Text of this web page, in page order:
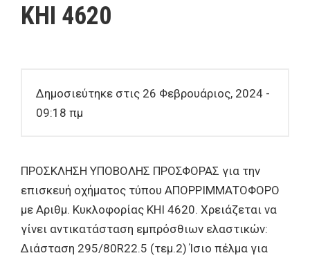
ΚΗΙ 4620
Δημοσιεύτηκε στις 26 Φεβρουάριος, 2024 -
09:18 πμ
ΠΡΟΣΚΛΗΣΗ ΥΠΟΒΟΛΗΣ ΠΡΟΣΦΟΡΑΣ για την
επισκευή οχήματος τύπου ΑΠΟΡΡΙΜΜΑΤΟΦΟΡΟ
με Αριθμ. Κυκλοφορίας ΚΗΙ 4620. Χρειάζεται να
γίνει αντικατάσταση εμπρόσθιων ελαστικών:
Διάσταση 295/80R22.5 (τεμ.2) Ίσιο πέλμα για